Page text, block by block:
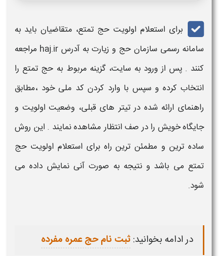
برای استعلام اولویت حج تمتع، متقاضیان باید به
سامانه رسمی سازمان حج
و زیارت به آدرس haj.ir مراجعه
کنند . پس از ورود به سایت، گزینه مربوط به حج تمتع را
انتخاب کرده و سپس با وارد کردن کد ملی خود ،مطابق
راهنمای ارائه شده در تیتر های قبلی، وضعیت اولویت و
جایگاه خویش را در صف انتظار مشاهده نمایند . این روش
ساده ترین و مطمئن ترین راه برای استعلام اولویت حج
تمتع می باشد و نتیجه به صورت آنی نمایش داده می
شود.
در ادامه بخوانید:ثبت نام حج عمره مفرده